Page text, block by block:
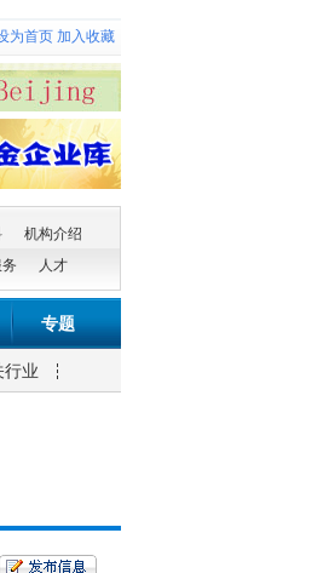
为首页 加入收藏
机构介绍
人才
专题
行业